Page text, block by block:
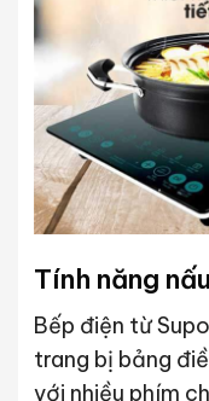
Tính năng
Bếp điện từ
trang bị bảng
với nhiều phím